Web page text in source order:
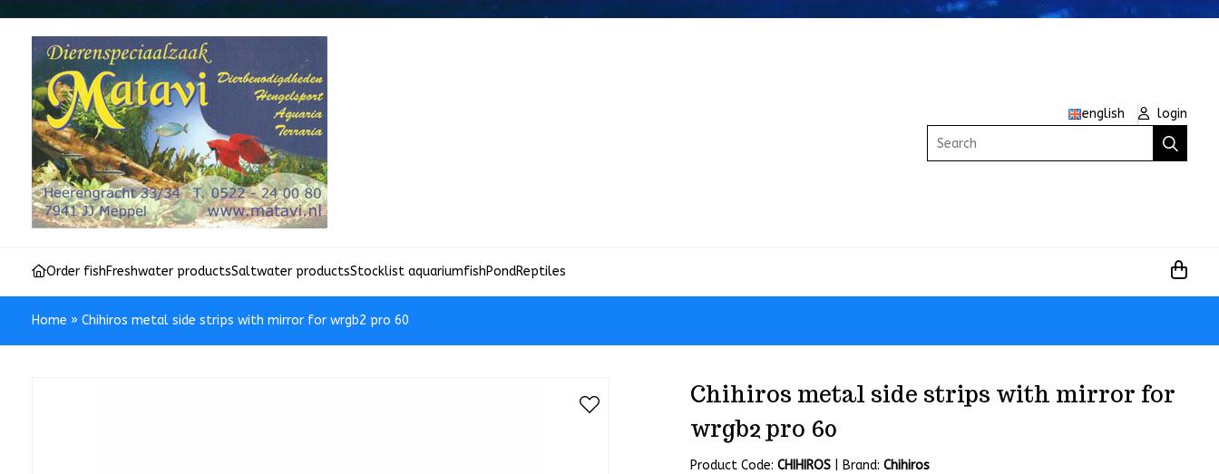
english
login
Search
Order fishFreshwater productsSaltwater productsStocklist aquariumfishPondReptiles
Home » Chihiros metal side strips with mirror for wrgb2 pro 60
Chihiros metal side strips with mirror for
wrgb2 pro 60
Product Code:CHIHIROS Brand:Chihiros